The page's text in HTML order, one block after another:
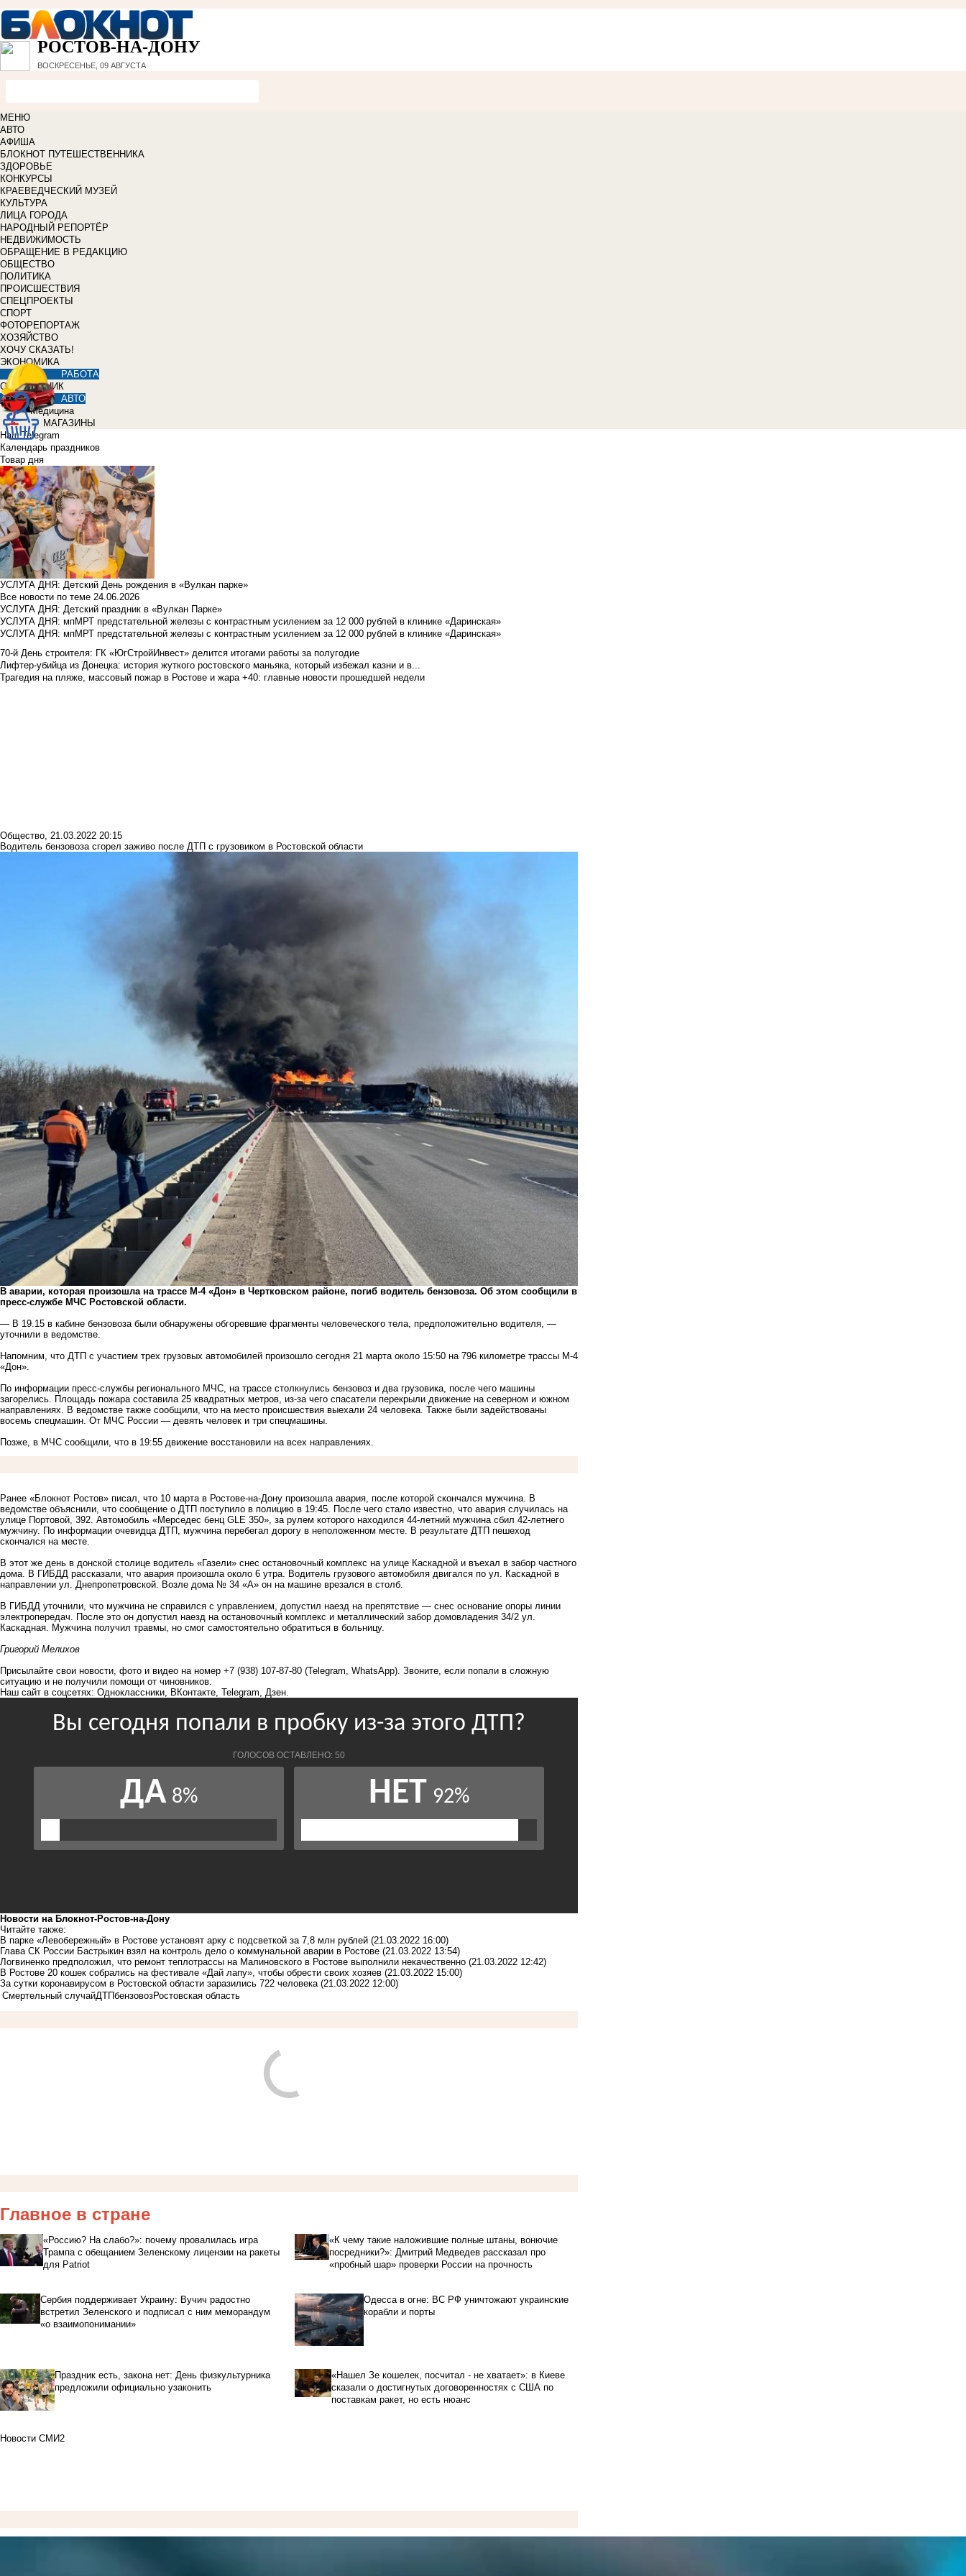
РОСТОВ-НА-ДОНУ
ВОСКРЕСЕНЬЕ, 09 АВГУСТА
МЕНЮ
АВТО
АФИША
БЛОКНОТ ПУТЕШЕСТВЕННИКА
ЗДОРОВЬЕ
КОНКУРСЫ
КРАЕВЕДЧЕСКИЙ МУЗЕЙ
КУЛЬТУРА
ЛИЦА ГОРОДА
НАРОДНЫЙ РЕПОРТЁР
НЕДВИЖИМОСТЬ
ОБРАЩЕНИЕ В РЕДАКЦИЮ
ОБЩЕСТВО
ПОЛИТИКА
ПРОИСШЕСТВИЯ
СПЕЦПРОЕКТЫ
СПОРТ
ФОТОРЕПОРТАЖ
ХОЗЯЙСТВО
ХОЧУ СКАЗАТЬ!
ЭКОНОМИКА
РАБОТА
СПРАВОЧНИК
АВТО
Медицина
МАГАЗИНЫ
Наш Telegram
Календарь праздников
Товар дня
УСЛУГА ДНЯ: Детский День рождения в «Вулкан парке»
Все новости по теме 24.06.2026
УСЛУГА ДНЯ: Детский праздник в «Вулкан Парке»
УСЛУГА ДНЯ: мпМРТ предстательной железы с контрастным усилением за 12 000 рублей в клинике «Даринская»
УСЛУГА ДНЯ: мпМРТ предстательной железы с контрастным усилением за 12 000 рублей в клинике «Даринская»
70-й День строителя: ГК «ЮгСтройИнвест» делится итогами работы за полугодие
Лифтер-убийца из Донецка: история жуткого ростовского маньяка, который избежал казни и в...
Трагедия на пляже, массовый пожар в Ростове и жара +40: главные новости прошедшей недели
Общество, 21.03.2022 20:15
Водитель бензовоза сгорел заживо после ДТП с грузовиком в Ростовской области
В аварии, которая произошла на трассе М-4 «Дон» в Чертковском районе, погиб водитель бензовоза. Об этом сообщили в
пресс-службе МЧС Ростовской области.
— В 19.15 в кабине бензовоза были обнаружены обгоревшие фрагменты человеческого тела, предположительно водителя, —
уточнили в ведомстве.
Напомним , что ДТП с участием трех грузовых автомобилей произошло сегодня 21 марта около 15:50 на 796 километре трассы М-4
«Дон».
По информации пресс-службы регионального МЧС, на трассе столкнулись бензовоз и два грузовика, после чего машины
загорелись. Площадь пожара составила 25 квадратных метров, из-за чего спасатели перекрыли движение на северном и южном
направлениях. В ведомстве также сообщили, что на место происшествия выехали 24 человека. Также были задействованы
восемь спецмашин. От МЧС России — девять человек и три спецмашины.
Позже, в МЧС сообщили, что в 19:55 движение восстановили на всех направлениях.
Ранее «Блокнот Ростов» писал, что 10 марта в Ростове-на-Дону произошла авария, после которой скончался мужчина. В
ведомстве объяснили, что сообщение о ДТП поступило в полицию в 19:45. После чего стало известно, что авария случилась на
улице Портовой, 392. Автомобиль «Мерседес бенц GLE 350», за рулем которого находился 44-летний мужчина сбил 42-летнего
мужчину. По информации очевидца ДТП, мужчина перебегал дорогу в неположенном месте. В результате ДТП пешеход
скончался на месте.
В этот же день в донской столице водитель «Газели» снес остановочный комплекс на улице Каскадной и въехал в забор частного
дома. В ГИБДД рассказали, что авария произошла около 6 утра. Водитель грузового автомобиля двигался по ул. Каскадной в
направлении ул. Днепропетровской. Возле дома № 34 «А» он на машине врезался в столб.
В ГИБДД уточнили, что мужчина не справился с управлением, допустил наезд на препятствие — снес основание опоры линии
электропередач. После это он допустил наезд на остановочный комплекс и металлический забор домовладения 34/2 ул.
Каскадная. Мужчина получил травмы, но смог самостоятельно обратиться в больницу.
Григорий Мелихов
Присылайте свои новости, фото и видео на номер +7 (938) 107-87-80 (Telegram, WhatsApp). Звоните, если попали в сложную
ситуацию и не получили помощи от чиновников.
Наш сайт в соцсетях: Одноклассники ВКонтакте Telegram Дзен
Новости на Блoкнoт-Ростов-на-Дону
Читайте также:
В парке «Левобережный» в Ростове установят арку с подсветкой за 7,8 млн рублей (21.03.2022 16:00)
Глава СК России Бастрыкин взял на контроль дело о коммунальной аварии в Ростове (21.03.2022 13:54)
Логвиненко предположил, что ремонт теплотрассы на Малиновского в Ростове выполнили некачественно (21.03.2022 12:42)
В Ростове 20 кошек собрались на фестивале «Дай лапу», чтобы обрести своих хозяев (21.03.2022 15:00)
За сутки коронавирусом в Ростовской области заразились 722 человека (21.03.2022 12:00)
Смертельный случайДТПбензовозРостовская область
Главное в стране
«Россию? На слабо?»: почему провалилась игра
Трампа с обещанием Зеленскому лицензии на ракеты
для Patriot
«К чему такие наложившие полные штаны, вонючие
посредники?»: Дмитрий Медведев рассказал про
«пробный шар» проверки России на прочность
Сербия поддерживает Украину: Вучич радостно
встретил Зеленского и подписал с ним меморандум
«о взаимопонимании»
Одесса в огне: ВС РФ уничтожают украинские
корабли и порты
Праздник есть, закона нет: День физкультурника
предложили официально узаконить
«Нашел Зе кошелек, посчитал - не хватает»: в Киеве
сказали о достигнутых договоренностях с США по
поставкам ракет, но есть нюанс
Новости СМИ2